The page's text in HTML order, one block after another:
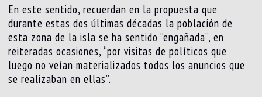
En este sentido, recuerdan en la propuesta que
durante estas dos últimas décadas la población de
esta zona de la isla se ha sentido “engañada”, en
reiteradas ocasiones, “por visitas de políticos que
luego no veían materializados todos los anuncios que
se realizaban en ellas”.